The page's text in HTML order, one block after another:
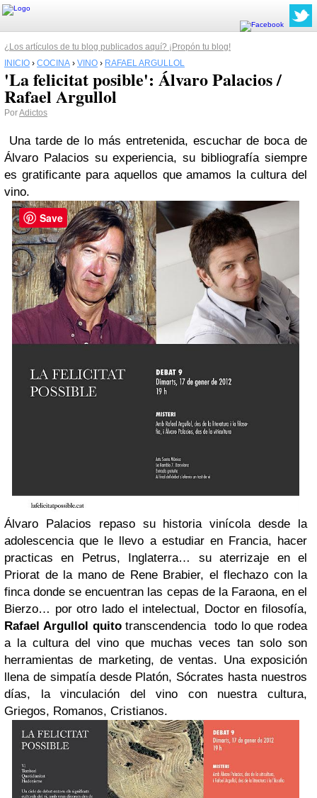
¿Los artículos de tu blog publicados aquí? ¡Propón tu blog!
INICIO › COCINA › VINO › RAFAEL ARGULLOL
'La felicitat posible': Álvaro Palacios /
Rafael Argullol
PorAdictos
Una tarde de lo más entretenida, escuchar de boca de
Álvaro Palacios su experiencia, su bibliografía siempre
es gratificante para aquellos que amamos la cultura del
vino.
Álvaro Palacios repaso su historia vinícola desde la
adolescencia que le llevo a estudiar en Francia, hacer
practicas en Petrus, Inglaterra… su aterrizaje en el
Priorat de la mano de Rene Brabier, el flechazo con la
finca donde se encuentran las cepas de la Faraona, en el
Bierzo… por otro lado el intelectual, Doctor en filosofía,
Rafael Argullol quitotranscendencia todo lo que rodea
a la cultura del vino que muchas veces tan solo son
herramientas de marketing, de ventas. Una exposición
llena de simpatía desde Platón, Sócrates hasta nuestros
días, la vinculación del vino con nuestra cultura,
Griegos, Romanos, Cristianos.
Save